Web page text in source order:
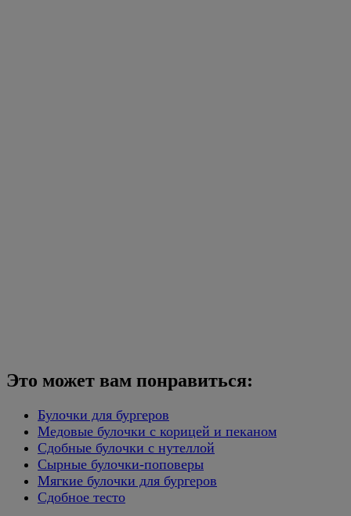
Это может вам понравиться:
Булочки для бургеров
Медовые булочки с корицей и пеканом
Сдобные булочки с нутеллой
Сырные булочки-поповеры
Мягкие булочки для бургеров
Сдобное тесто